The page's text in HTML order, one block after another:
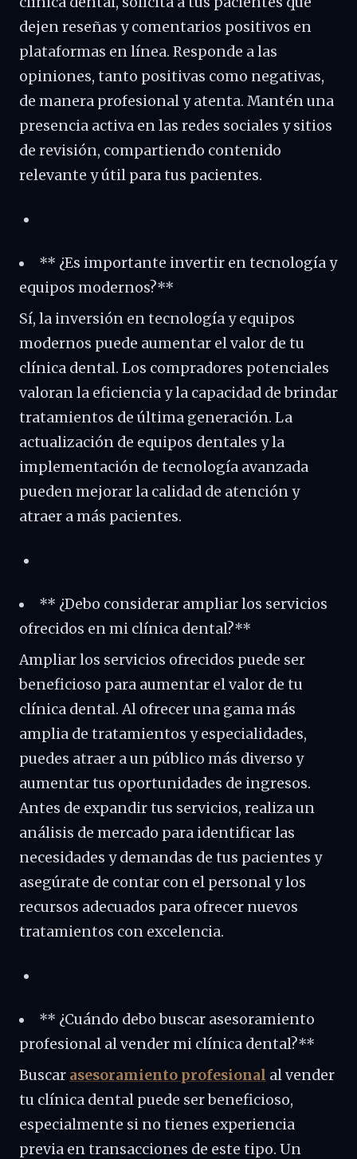
dejen reseñas y comentarios positivos en
plataformas en línea. Responde a las
opiniones, tanto positivas como negativas,
de manera profesional y atenta. Mantén una
presencia activa en las redes sociales y sitios
de revisión, compartiendo contenido
relevante y útil para tus pacientes.
** ¿Es importante invertir en tecnología y
equipos modernos?**
Sí, la inversión en tecnología y equipos
modernos puede aumentar el valor de tu
clínica dental. Los compradores potenciales
valoran la eficiencia y la capacidad de brindar
tratamientos de última generación. La
actualización de equipos dentales y la
implementación de tecnología avanzada
pueden mejorar la calidad de atención y
atraer a más pacientes.
** ¿Debo considerar ampliar los servicios
ofrecidos en mi clínica dental?**
Ampliar los servicios ofrecidos puede ser
beneficioso para aumentar el valor de tu
clínica dental. Al ofrecer una gama más
amplia de tratamientos y especialidades,
puedes atraer a un público más diverso y
aumentar tus oportunidades de ingresos.
Antes de expandir tus servicios, realiza un
análisis de mercado para identificar las
necesidades y demandas de tus pacientes y
asegúrate de contar con el personal y los
recursos adecuados para ofrecer nuevos
tratamientos con excelencia.
** ¿Cuándo debo buscar asesoramiento
profesional al vender mi clínica dental?**
Buscar asesoramiento profesional al vender
tu clínica dental puede ser beneficioso,
especialmente si no tienes experiencia
previa en transacciones de este tipo. Un